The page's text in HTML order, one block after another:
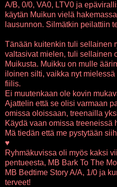
A/B, 0/0, VA0, LTV0 ja
käytän Muikun vielä
lausunnon. Silmätkin peilattiin
Tänään kuitenkin tuli sellainen
valtasivat mielen, tuli sellainen
Muikusta. Muikku on mulle
iloinen silti, vaikka nyt
fiilis.
Ei muutenkaan ole kovin
Ajattelin että se olisi varmaan
omissa oloissaan, treenailla
Käydä vaan omissa treeneissä
Mä tiedän että me pystytään
♥
Ryhmäkuvissa oli myös kaksi
pentueesta, MB Bark To The
MB Bedtime Story A/A, 1/0 ja
terveet!